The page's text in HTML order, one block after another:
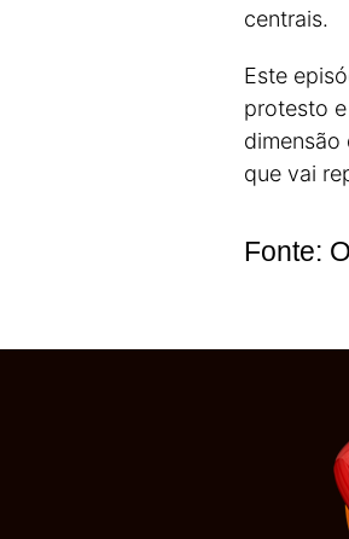
centrais.
Este
protesto
que vai
Fonte: